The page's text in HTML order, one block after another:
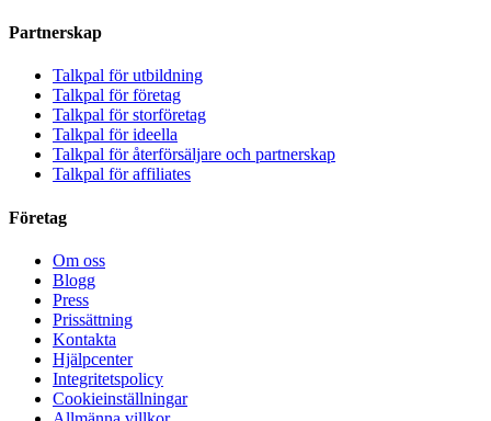
Partnerskap
Talkpal för utbildning
Talkpal för företag
Talkpal för storföretag
Talkpal för ideella
Talkpal för återförsäljare och partnerskap
Talkpal för affiliates
Företag
Om oss
Blogg
Press
Prissättning
Kontakta
Hjälpcenter
Integritetspolicy
Cookieinställningar